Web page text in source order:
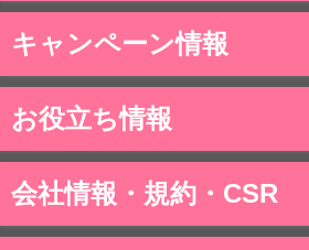
キャンペーン情報
お役立ち情報
会社情報・規約・CSR